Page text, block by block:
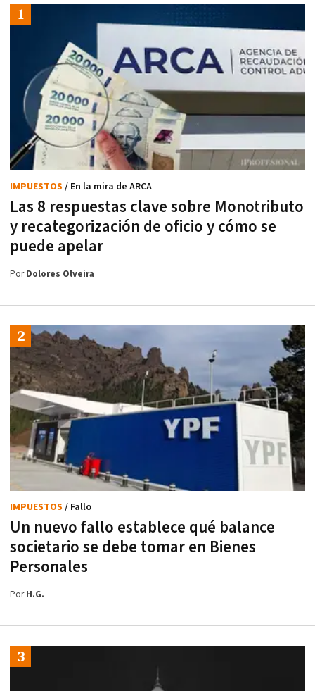
Las 8 respuestas clave sobre Monotributo
y recategorización de oficio y cómo se
puede apelar
IMPUESTOS / En la mira de ARCA
PorDolores Olveira
Un nuevo fallo establece qué balance
societario se debe tomar en Bienes
Personales
IMPUESTOS / Fallo
PorH.G.